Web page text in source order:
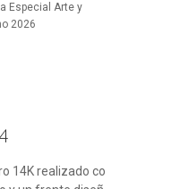
Especial Arte y
2026
14K realizado con